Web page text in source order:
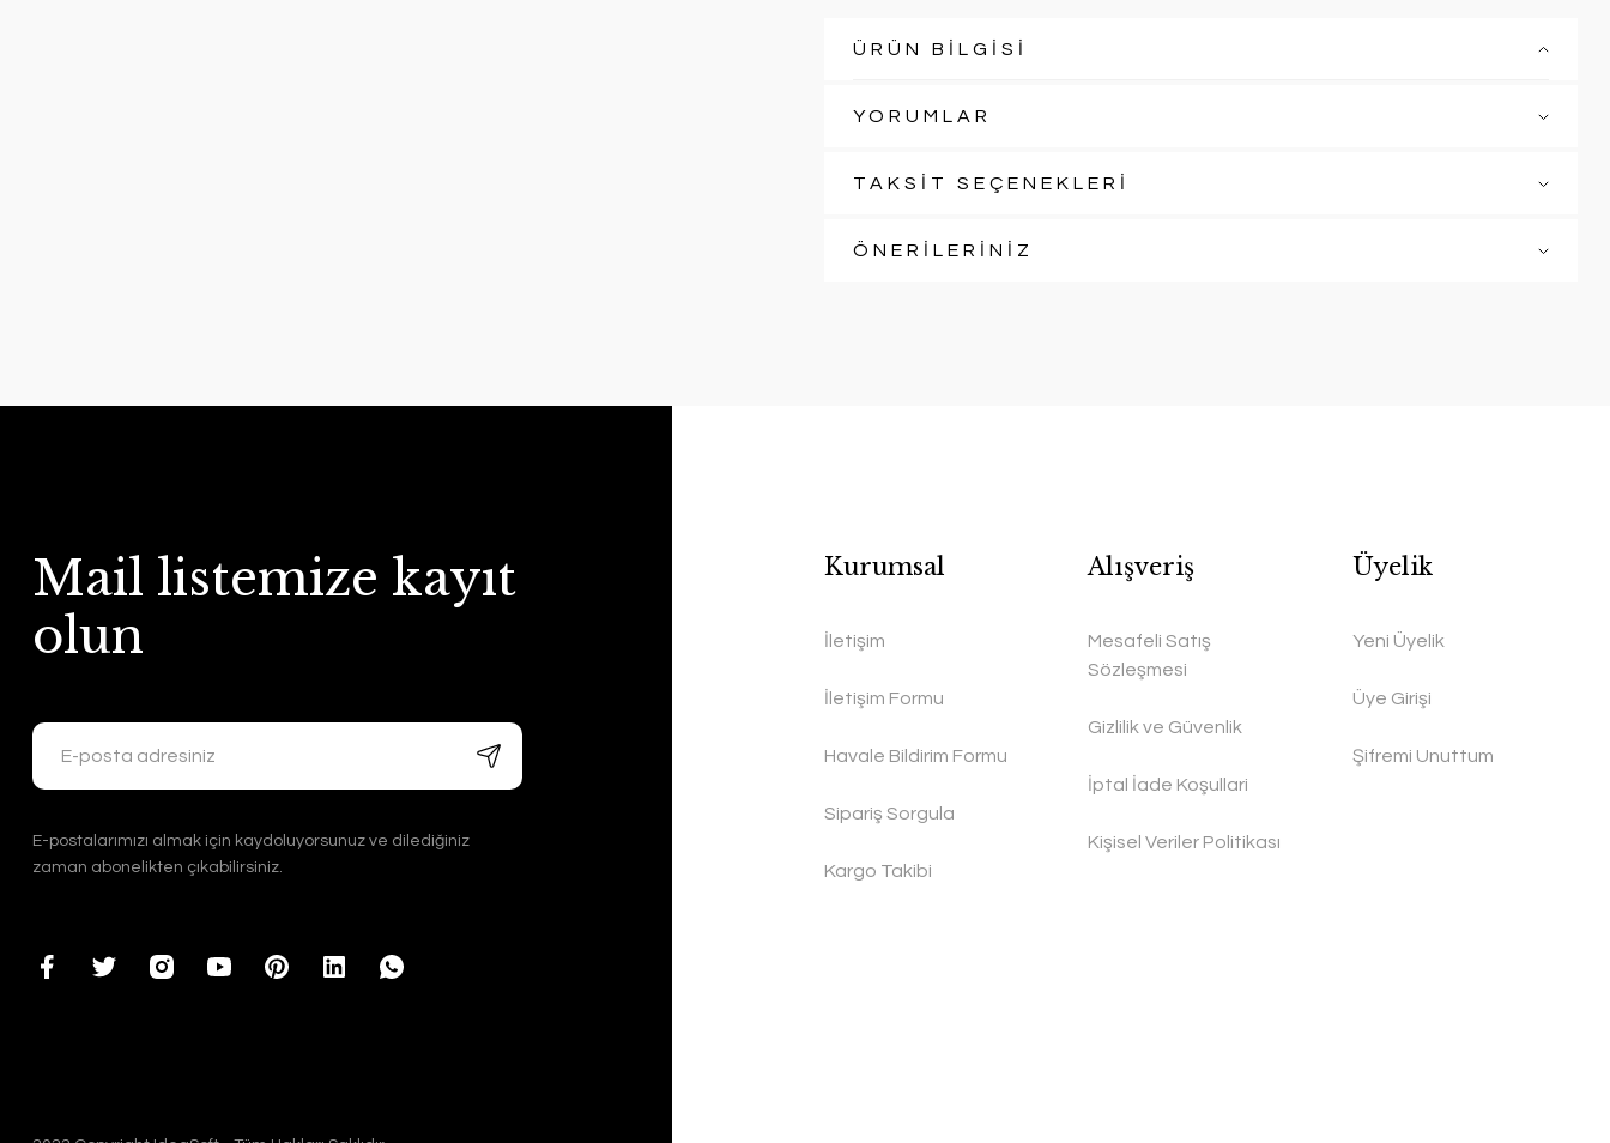
ÜRÜN BİLGİSİ
YORUMLAR
TAKSİT SEÇENEKLERİ
ÖNERİLERİNİZ
Mail listemize kayıt
olun
E-postalarımızı almak için kaydoluyorsunuz ve dilediğiniz
zaman abonelikten çıkabilirsiniz.
Kurumsal
İletişim
İletişim Formu
Havale Bildirim Formu
Sipariş Sorgula
Kargo Takibi
Alışveriş
Mesafeli Satış
Sözleşmesi
Gizlilik ve Güvenlik
İptal İade Koşullari
Kişisel Veriler Politikası
Üyelik
Yeni Üyelik
Üye Girişi
Şifremi Unuttum